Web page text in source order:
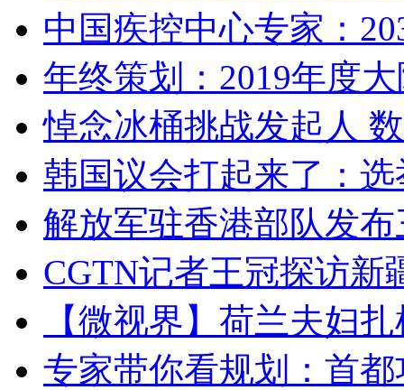
中国疾控中心专家：
年终策划：2019年度
悼念冰桶挑战发起人
韩国议会打起来了：
解放军驻香港部队发
CGTN记者王冠探访新
【微视界】荷兰夫妇
专家带你看规划：首